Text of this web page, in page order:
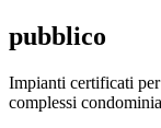
pubblico
Impianti certificati
complessi